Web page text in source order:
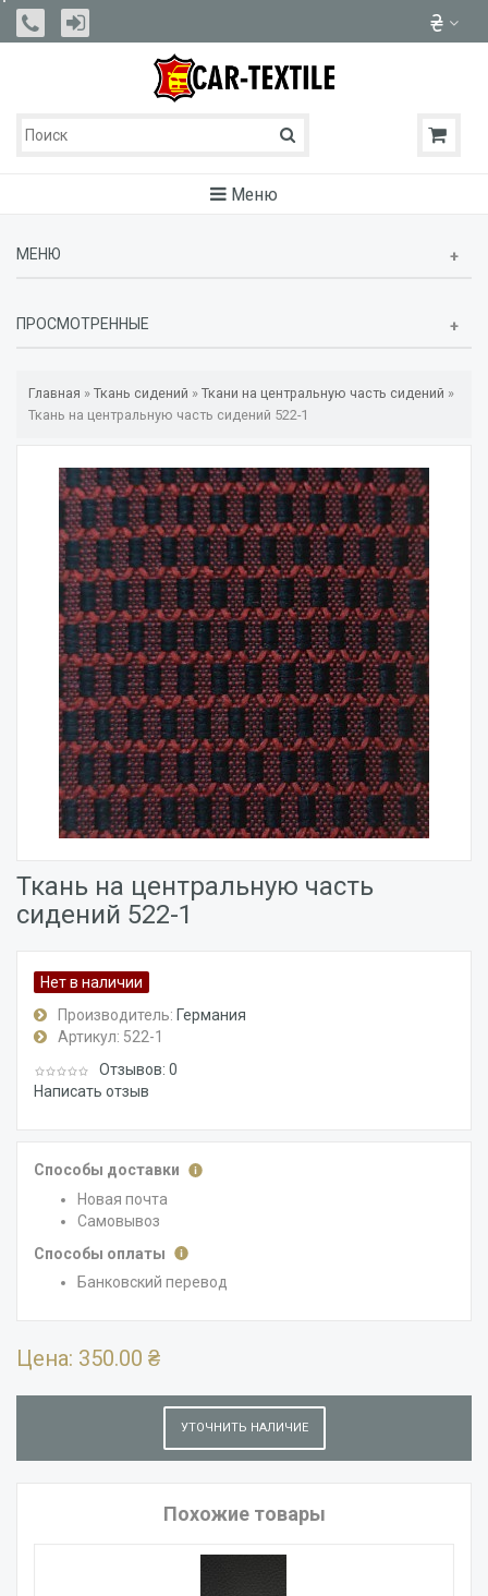
Меню
МЕНЮ
ПРОСМОТРЕННЫЕ
Главная » Ткань сидений » Ткани на центральную часть сидений »
Ткань на центральную часть сидений 522-1
Ткань на центральную часть
сидений 522-1
Нет в наличии
Производитель: Германия
Артикул: 522-1
Отзывов: 0
Написать отзыв
Способы доставки
Новая почта
Самовывоз
Способы оплаты
Банковский перевод
Цена: 350.00 ₴
УТОЧНИТЬ НАЛИЧИЕ
Похожие товары